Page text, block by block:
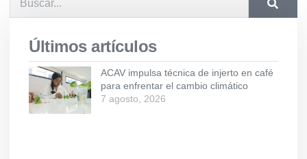
Últimos artículos
ACAV impulsa técnica de injerto en café
para enfrentar el cambio climático
7 agosto, 2026